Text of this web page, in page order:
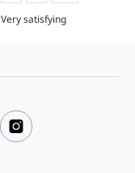
Very satisfying